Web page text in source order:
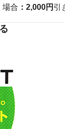
場合 ：2,000円 引き